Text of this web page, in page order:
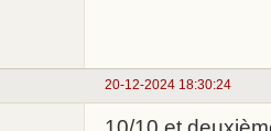
20-12-2024 18:30:24